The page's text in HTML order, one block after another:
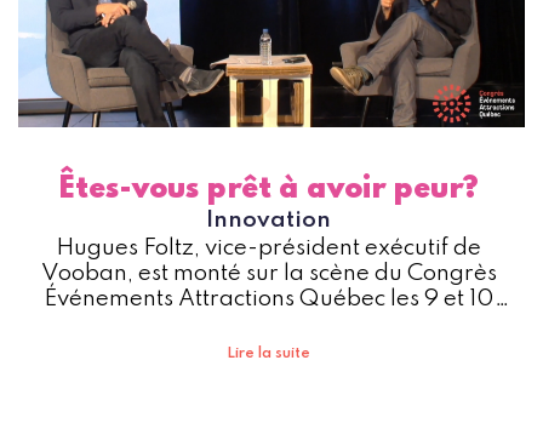
Êtes-vous prêt à avoir peur?
Innovation
Hugues Foltz, vice-président exécutif de
Vooban, est monté sur la scène du Congrès
Événements Attractions Québec les 9 et 10
Lire la suite